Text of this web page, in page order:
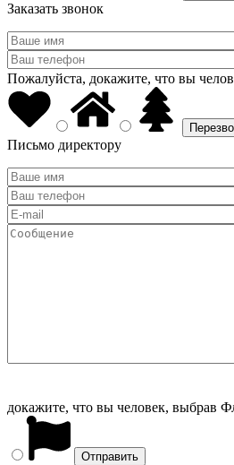
Заказать звонок
Пожалуйста, докажите, что вы
Письмо директору
докажите, что вы человек, выбрав